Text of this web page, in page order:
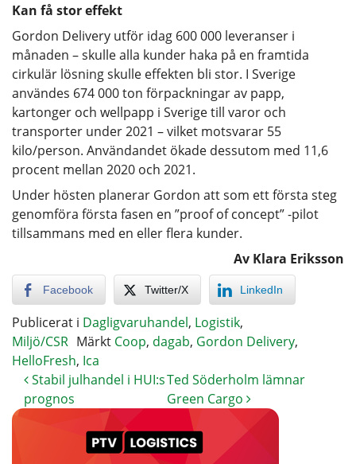
Kan få stor effekt
Gordon Delivery utför idag 600 000 leveranser i
månaden – skulle alla kunder haka på en framtida
cirkulär lösning skulle effekten bli stor. I Sverige
användes 674 000 ton förpackningar av papp,
kartonger och wellpapp i Sverige till varor och
transporter under 2021 – vilket motsvarar 55
kilo/person. Användandet ökade dessutom med 11,6
procent mellan 2020 och 2021.
Under hösten planerar Gordon att som ett första steg
genomföra första fasen en ”proof of concept” -pilot
tillsammans med en eller flera kunder.
Av Klara Eriksson
Facebook Twitter/X LinkedIn
Publicerat i Dagligvaruhandel, Logistik,
Miljö/CSR Märkt Coop, dagab, Gordon Delivery,
HelloFresh, Ica
Stabil julhandel i HUI:s
prognos
Ted Söderholm lämnar
Green Cargo